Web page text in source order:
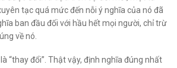
tạc quá mức đến nỗi ý nghĩa của nó đã
ban đầu đối với hầu hết mọi người, chỉ trừ
về nó.
“thay đổi”. Thật vậy, định nghĩa đúng nhất